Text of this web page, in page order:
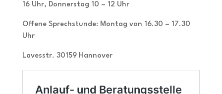
16 Uhr, Donnerstag 10 – 12 Uhr
Offene Sprechstunde: Montag von 16.30 – 17.30
Uhr
Lavesstr. 30159 Hannover